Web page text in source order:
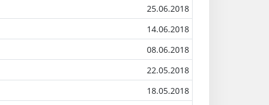
25.06.2018
14.06.2018
08.06.2018
22.05.2018
18.05.2018